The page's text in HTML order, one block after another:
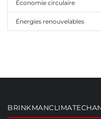
Économie circulaire
Énergies renouvelables